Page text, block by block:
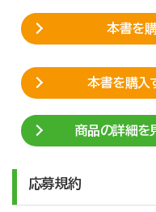
本書を購
本書を購入
商品の詳細を
応募規約